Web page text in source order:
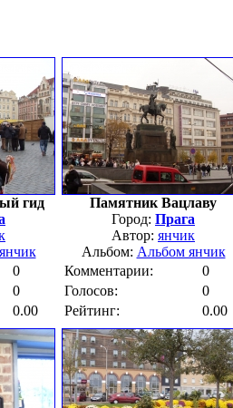
гид
0
0
0.00
Памятник Вацлаву
Город: Прага
Автор: янчик
Альбом: Альбом янчик
Комментарии:
0
Голосов:
0
Рейтинг:
0.00